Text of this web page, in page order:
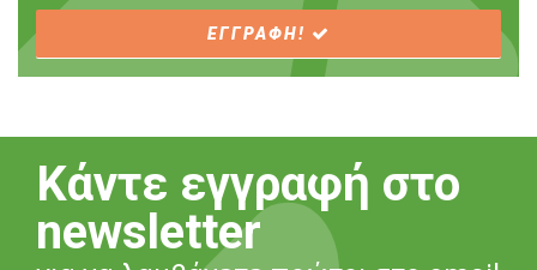
ΕΓΓΡΑΦΗ!
Κάντε εγγραφή στο
newsletter